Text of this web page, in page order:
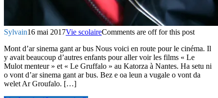
Sylvain16 mai 2017Vie scolaireComments are off for this post
Mont d’ar sinema gant ar bus Nous voici en route pour le cinéma. Il
y avait beaucoup d’autres enfants pour aller voir les films « Le
Mulot menteur » et « Le Gruffalo » au Katorza à Nantes. Ha setu ni
o vont d’ar sinema gant ar bus. Bez e oa leun a vugale o vont da
welet Ar Groufalo. […]